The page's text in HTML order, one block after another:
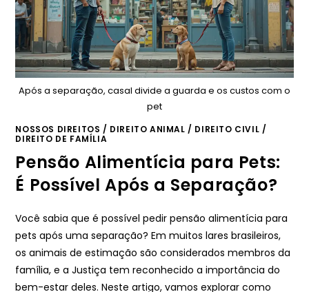
Após a separação, casal divide a guarda e os custos com o
pet
NOSSOS DIREITOS / DIREITO ANIMAL / DIREITO CIVIL /
DIREITO DE FAMÍLIA
Pensão Alimentícia para Pets:
É Possível Após a Separação?
Você sabia que é possível pedir pensão alimentícia para
pets após uma separação? Em muitos lares brasileiros,
os animais de estimação são considerados membros da
família, e a Justiça tem reconhecido a importância do
bem-estar deles. Neste artigo, vamos explorar como